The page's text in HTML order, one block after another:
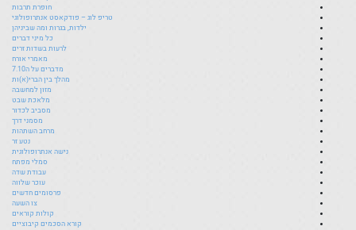
חופרת תרבות
טריפ לוג – פודקאסט אנתרופולוגי
ילדות, בגרות ומה שביניהן
כל מיני דברים
לרעות בשדות זרים
מאמרי אורח
מדברים על ה7.10
מהלך בין הברי(א)ות
מזון למחשבה
מלאכת שבט
מסביב לכדור
מסמני דרך
מרחב השתהות
נטע זר
נישה אנתרופולוגית
סמלי מפתח
עבודת שדה
עוכר שלווה
פרסומים חדשים
צו השעה
קולות קוראים
קורא הסכמים קיבוציים